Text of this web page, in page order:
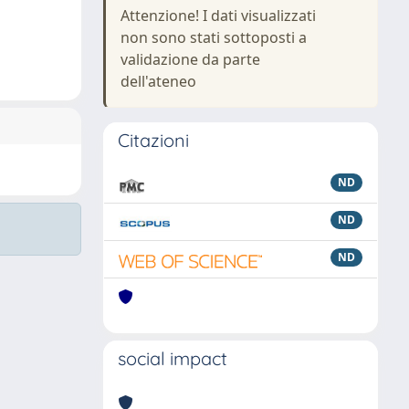
Attenzione! I dati visualizzati
non sono stati sottoposti a
validazione da parte
dell'ateneo
Citazioni
ND
ND
ND
social impact